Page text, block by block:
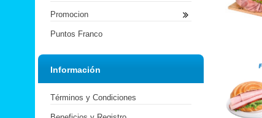
Promocion
Puntos Franco
Información
Términos y Condiciones